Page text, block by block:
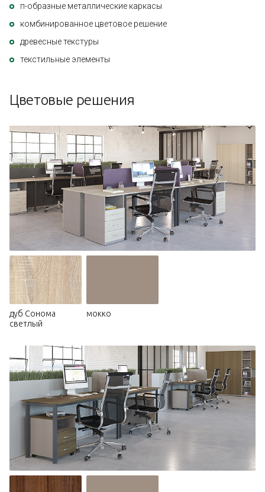
п-образные металлические каркасы
комбинированное цветовое решение
древесные текстуры
текстильные элементы
Цветовые решения
дуб Сонома
светлый
мокко